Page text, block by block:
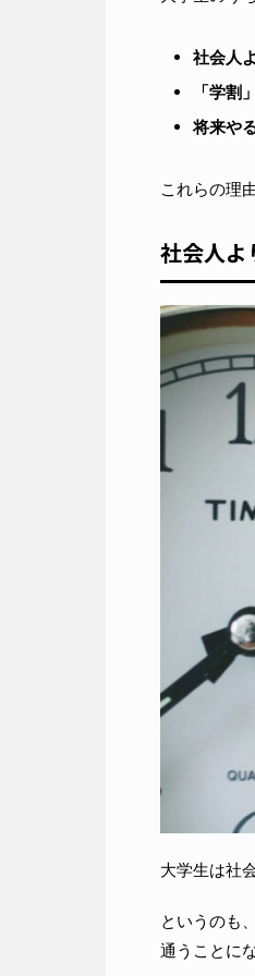
社会人
「学割
将来や
これらの理
社会人よ
大学生は社
というのも
通うことにな